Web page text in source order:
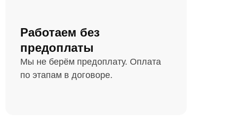
Работаем без
предоплаты
Мы не берём предоплату. Оплата
по этапам в договоре.